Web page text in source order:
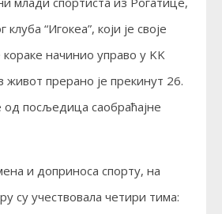
“Игокеа”, који је своје
начинио управо у KK
живот прерано је прекинут 26.
од посљедица саобраћајне
и доприноса спорту, на
су учествовала четири тима: